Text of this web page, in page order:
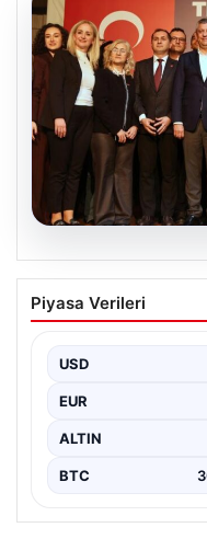
05.08.2026
Gözler
başkanından
{"title": "İstanbul'da
dönemde yaşanan
Piyasa Verileri
USD
EUR
ALTIN
BTC